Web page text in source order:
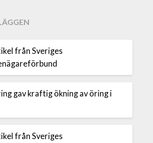
från Sveriges
gav kraftig ökning av öring i
från Sveriges